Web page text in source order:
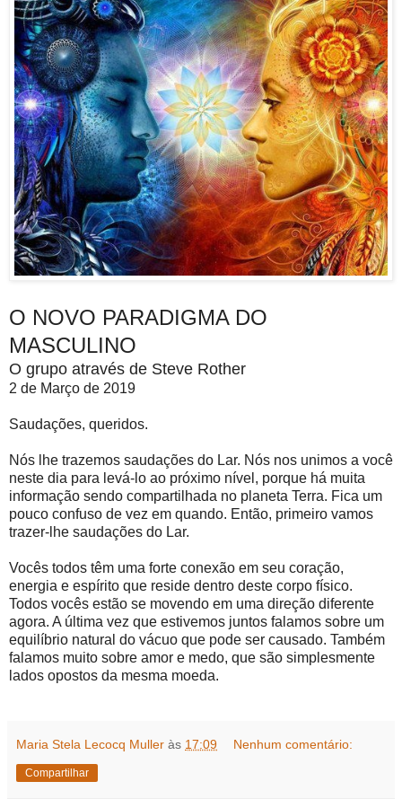
O NOVO PARADIGMA DO
MASCULINO
O grupo através de Steve Rother
2 de Março de 2019
Saudações, queridos.
Nós lhe trazemos saudações do Lar. Nós nos unimos a você
neste dia para levá-lo ao próximo nível, porque há muita
informação sendo compartilhada no planeta Terra. Fica um
pouco confuso de vez em quando. Então, primeiro vamos
trazer-lhe saudações do Lar.
Vocês todos têm uma forte conexão em seu coração,
energia e espírito que reside dentro deste corpo físico.
Todos vocês estão se movendo em uma direção diferente
agora. A última vez que estivemos juntos falamos sobre um
equilíbrio natural do vácuo que pode ser causado. Também
falamos muito sobre amor e medo, que são simplesmente
lados opostos da mesma moeda.
Maria Stela Lecocq Muller às 17:09 Nenhum comentário:
Compartilhar